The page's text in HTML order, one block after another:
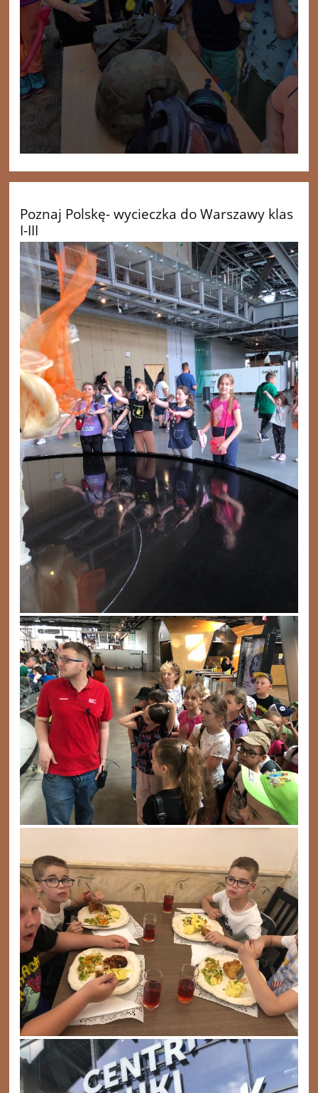
Poznaj Polskę- wycieczka do Warszawy klas
I-III